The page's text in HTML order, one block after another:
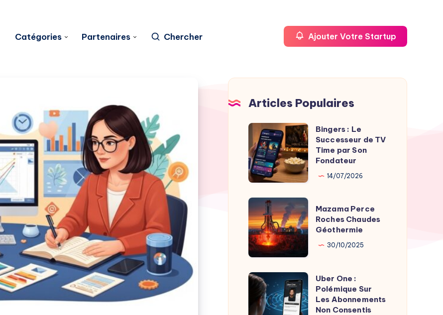
Catégories Partenaires Chercher Ajouter Votre Startup
Articles Populaires
Bingers
Le
Successeur
de
TV
Time
par
Son
Fondateur
Bingers : Le
Successeur de TV
Time par Son
Fondateur
14/07/2026
Mazama
Perce
Roches
Chaudes
Géothermie
Mazama Perce
Roches Chaudes
Géothermie
30/10/2025
Uber
One
Uber One :
Polémique Sur
Les Abonnements
Non Consentis